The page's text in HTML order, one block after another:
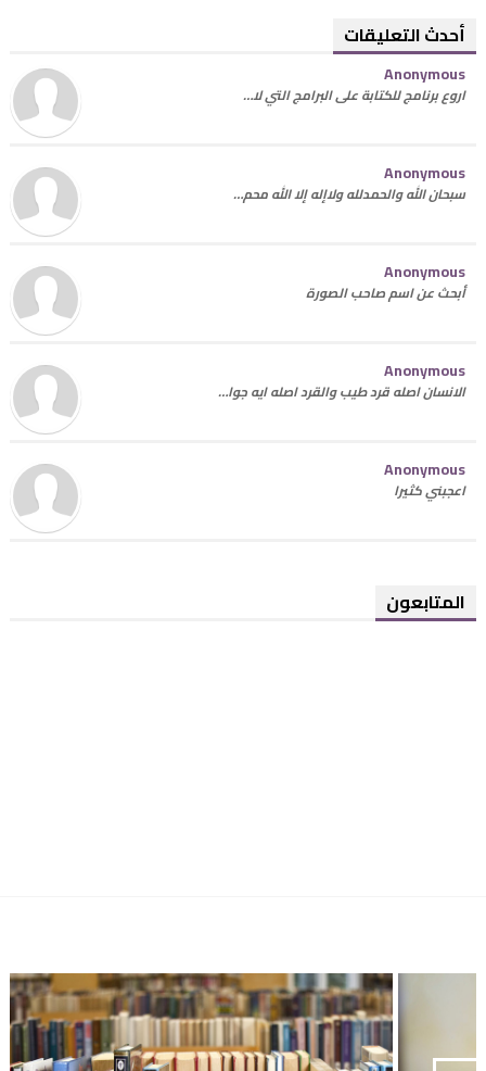
أحدث التعليقات
Anonymous
اروع برنامج للكتابة على البرامج التي لا…
Anonymous
سبحان الله والحمدلله ولاإله إلا الله محم…
Anonymous
أبحث عن اسم صاحب الصورة
Anonymous
الانسان اصله قرد طيب والقرد اصله ايه جوا…
Anonymous
اعجبني كثيرا
المتابعون